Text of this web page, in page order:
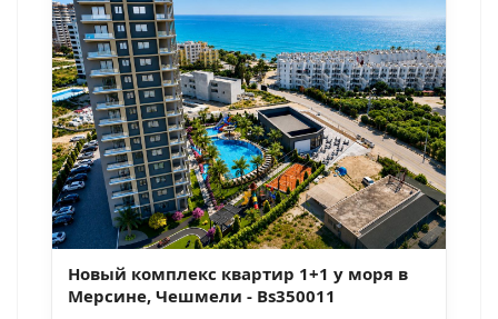
Новый комплекс квартир 1+1 у моря в
Мерсине, Чешмели - Bs350011